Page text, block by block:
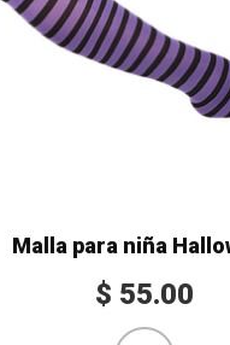
Malla para niña
$ 55.00